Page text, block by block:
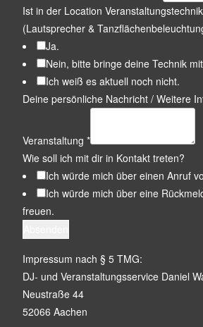
Ist in der Location
(Lautsprecher &
Ja.
Nein, bitte bringe deine Technik
Ich weiß es aktuell noch nicht.
Deine persönliche Nachricht / Weitere
Veranstaltung *
Wie soll ich mit dir in Kontakt treten?
Ich würde mich über einen Anruf
Ich würde mich über eine
freuen.
Impressum nach § 5 TMG:
DJ- und Veranstaltungsservice Daniel
Neustraße 44
52066 Aachen